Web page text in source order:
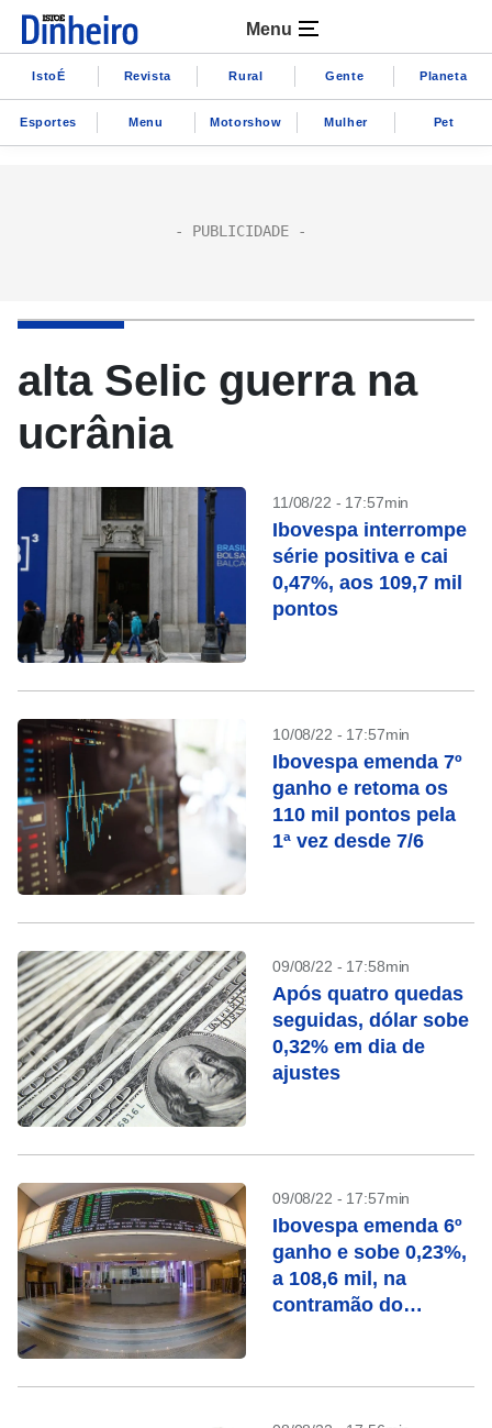
Menu
IstoÉ Revista Rural Gente Planeta
Esportes Menu Motorshow Mulher Pet
alta Selic guerra na
ucrânia
11/08/22 - 17:57min
Ibovespa interrompe
série positiva e cai
0,47%, aos 109,7 mil
pontos
10/08/22 - 17:57min
Ibovespa emenda 7º
ganho e retoma os
110 mil pontos pela
1ª vez desde 7/6
09/08/22 - 17:58min
Após quatro quedas
seguidas, dólar sobe
0,32% em dia de
ajustes
09/08/22 - 17:57min
Ibovespa emenda 6º
ganho e sobe 0,23%,
a 108,6 mil, na
contramão do